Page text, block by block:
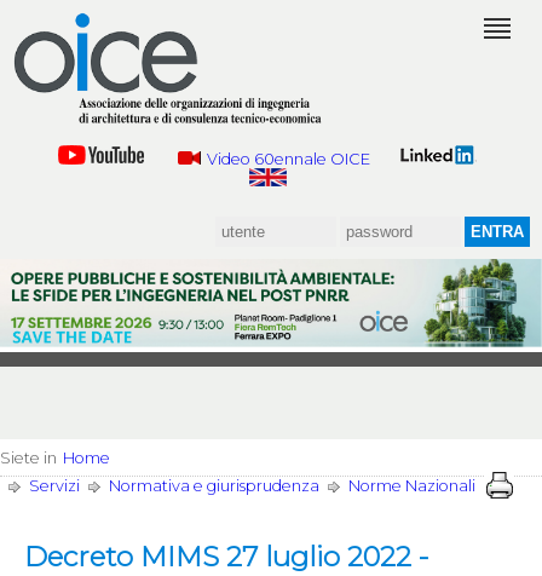
Video 60ennale OICE
Siete in Home
Servizi
Normativa e giurisprudenza Norme Nazionali
Decreto MIMS 27 luglio 2022 -